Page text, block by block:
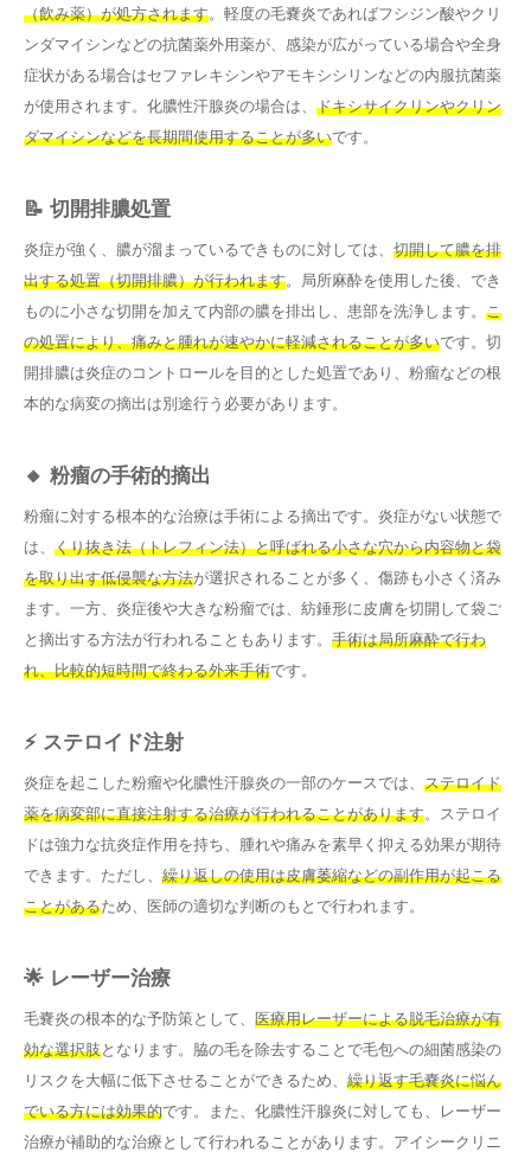
（飲み薬）が処方されます。軽度の毛嚢炎であればフシジン酸やクリ
ンダマイシンなどの抗菌薬外用薬が、感染が広がっている場合や全身
症状がある場合はセファレキシンやアモキシシリンなどの内服抗菌薬
が使用されます。化膿性汗腺炎の場合は、 ドキシサイクリンやクリン
ダマイシンなどを長期間使用することが多いです。
📝 切開排膿処置
炎症が強く、膿が溜まっているできものに対しては、 切開して膿を排
出する処置（切開排膿）が行われます。局所麻酔を使用した後、でき
ものに小さな切開を加えて内部の膿を排出し、患部を洗浄します。 こ
の処置により、痛みと腫れが速やかに軽減されることが多いです。切
開排膿は炎症のコントロールを目的とした処置であり、粉瘤などの根
本的な病変の摘出は別途行う必要があります。
🔸 粉瘤の手術的摘出
粉瘤に対する根本的な治療は手術による摘出です。炎症がない状態で
は、 くり抜き法（トレフィン法）と呼ばれる小さな穴から内容物と袋
を取り出す低侵襲な方法が選択されることが多く、傷跡も小さく済み
ます。一方、炎症後や大きな粉瘤では、紡錘形に皮膚を切開して袋ご
と摘出する方法が行われることもあります。 手術は局所麻酔で行わ
れ、比較的短時間で終わる外来手術です。
⚡ ステロイド注射
炎症を起こした粉瘤や化膿性汗腺炎の一部のケースでは、 ステロイド
薬を病変部に直接注射する治療が行われることがあります。ステロイ
ドは強力な抗炎症作用を持ち、腫れや痛みを素早く抑える効果が期待
できます。ただし、 繰り返しの使用は皮膚萎縮などの副作用が起こる
ことがあるため、医師の適切な判断のもとで行われます。
🌟 レーザー治療
毛嚢炎の根本的な予防策として、 医療用レーザーによる脱毛治療が有
効な選択肢となります。脇の毛を除去することで毛包への細菌感染の
リスクを大幅に低下させることができるため、 繰り返す毛嚢炎に悩ん
でいる方には効果的です。また、化膿性汗腺炎に対しても、レーザー
治療が補助的な治療として行われることがあります。アイシークリニ